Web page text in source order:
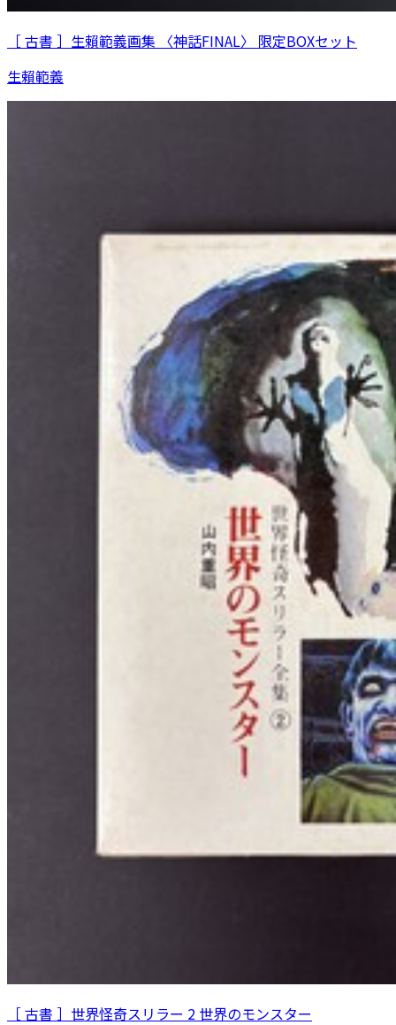
［ 古書 ］生賴範義画集 〈神話FINAL〉 限定BOXセット
生賴範義
［ 古書 ］世界怪奇スリラー 2 世界のモンスター